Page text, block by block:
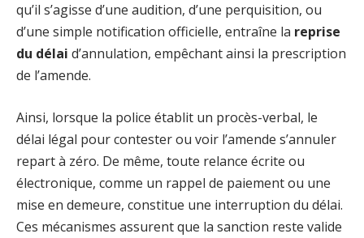
qu’il s’agisse d’une audition, d’une perquisition, ou
d’une simple notification officielle, entraîne la reprise
du délai d’annulation, empêchant ainsi la prescription
de l’amende.
Ainsi, lorsque la police établit un procès-verbal, le
délai légal pour contester ou voir l’amende s’annuler
repart à zéro. De même, toute relance écrite ou
électronique, comme un rappel de paiement ou une
mise en demeure, constitue une interruption du délai.
Ces mécanismes assurent que la sanction reste valide